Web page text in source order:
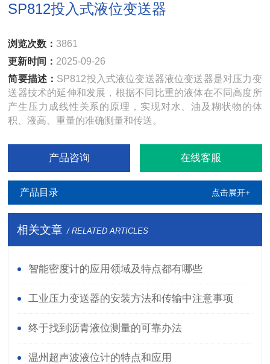
SP812投入式液位变送器
浏览次数：3861
更新时间： 2025-09-26
简要描述： SP812投入式液位变送器液位变送器是对压力变
送器技术的延伸和发展，根据不同比重的液体在不同高度所
产生压力成线性关系的原理，实现对水、油及糊状物的体
积、液高、重量的准确测量和传送。
产品咨询 在线客服
产品目录 点击展开+
相关文章 / RELATED ARTICLES
智能密度计的应用领域及特点都有哪些
工业压力变送器的安装方法和传输中注意事项
终于找到沥青液位测量的可靠办法
温州超声波液位计的特点和应用